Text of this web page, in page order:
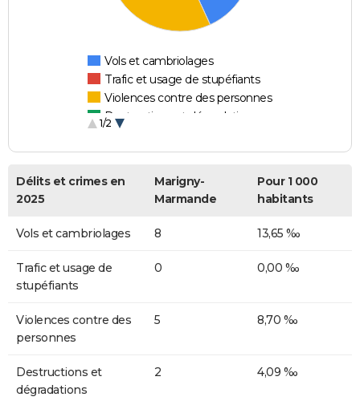
Vols et cambriolages
Trafic et usage de stupéfiants
Violences contre des personnes
Destructions et dégradations
1/2
Délits et crimes en
2025
Marigny-
Marmande
Pour 1 000
habitants
Vols et cambriolages 8 13,65 ‰
Trafic et usage de
stupéfiants
0 0,00 ‰
Violences contre des
personnes
5 8,70 ‰
Destructions et
dégradations
2 4,09 ‰